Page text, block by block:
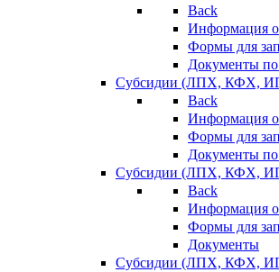
Back
Информация о
Формы для
Документы
Субсидии (ЛПХ, КФХ,
Back
Информация о
Формы для
Документы
Субсидии (ЛПХ, КФХ,
Back
Информация о
Формы для
Документы
Субсидии (ЛПХ, КФХ,